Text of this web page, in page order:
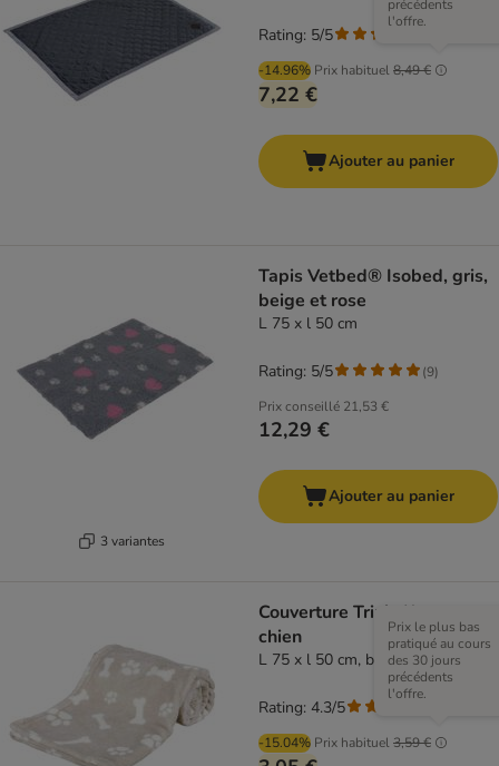
-14.96% Prix habituel8,49 €
précédents
l'offre.
7,22 €
Rating: 5/5
Ajouter au panier
3 variantes
Tapis Vetbed® Isobed, gris,
beige et rose
L 75 x l 50 cm
Prix conseillé 21,53 €
12,29 €
Rating: 5/5 (9)
Ajouter au panier
Couverture Trixie Kenny pour
chien
L 75 x l 50 cm, beige
-15.04% Prix habituel3,59 €
Prix le plus bas
pratiqué au cours
des 30 jours
précédents
l'offre.
Rating: 4.3/5